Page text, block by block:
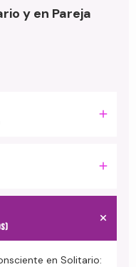
y en Pareja
en Solitario: